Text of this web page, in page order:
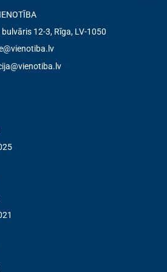
12-3, Rīga, LV-1050